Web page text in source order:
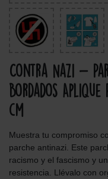
Contra Nazi -
Bordados Aplique
cm
Muestra tu compromiso
parche antinazi. Este
racismo y el fascismo y
resistencia. Llévalo con